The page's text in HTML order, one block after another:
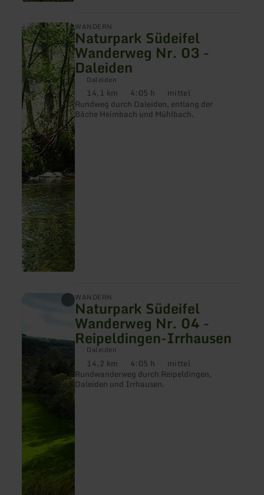
WANDERN
Naturpark Südeifel
Wanderweg Nr. 03 -
Daleiden
Daleiden
Distanz:
14,1 km Dauer:
4:05 h Anforderung:
mittel
Rundweg durch Daleiden, entlang der
Bäche Heimbach und Mühlbach.
mehr
erfahren
zu:
Naturpark
Südeifel
Wanderweg
Nr.
03
-
Daleiden
WANDERN
Naturpark Südeifel
Wanderweg Nr. 04 -
Reipeldingen-Irrhausen
Daleiden
Distanz:
14,2 km Dauer:
4:05 h Anforderung:
mittel
Rundwanderweg durch Reipeldingen,
Daleiden und Irrhausen.
Südeifel
Wanderweg
04
Reipeldingen-